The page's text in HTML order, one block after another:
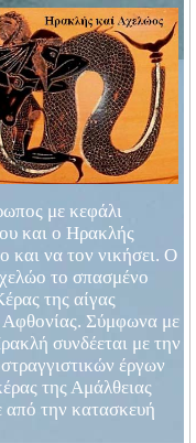
με κεφάλι
και ο Ηρακλής
και να τον νικήσει. Ο
το σπασμένο
της αίγας
Αφθονίας. Σύμφωνα με
συνδέεται με την
έργων
της Αμάλθειας
από την κατασκευή